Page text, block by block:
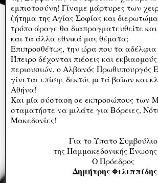
εμπιστοσύνη! Γίναμε μάρτυρες των
ζήτημα της Αγίας Σοφίας και
τρόπο άραγε θα διαπραγματευθείτε
και τα άλλα εθνικά μας θέματα;
Επιπροσθέτως, την ώρα που τα
Ήπειρο δέχονται πιέσεις και
περιουσιών, ο Αλβανός Πρωθυπουργός
γίνεται επίσης δεκτός μετά βαϊων και
Αθήνα!
Και μία σύσταση σε εκπροσώπους των
σταματήστε να μιλάτε για Βόρειες,
Μακεδονίες!
Για το Ύπατο Συμβούλιο
της Παμμακεδονικής
Ο Πρόεδρος
Δημήτρης Φιλιππίδης